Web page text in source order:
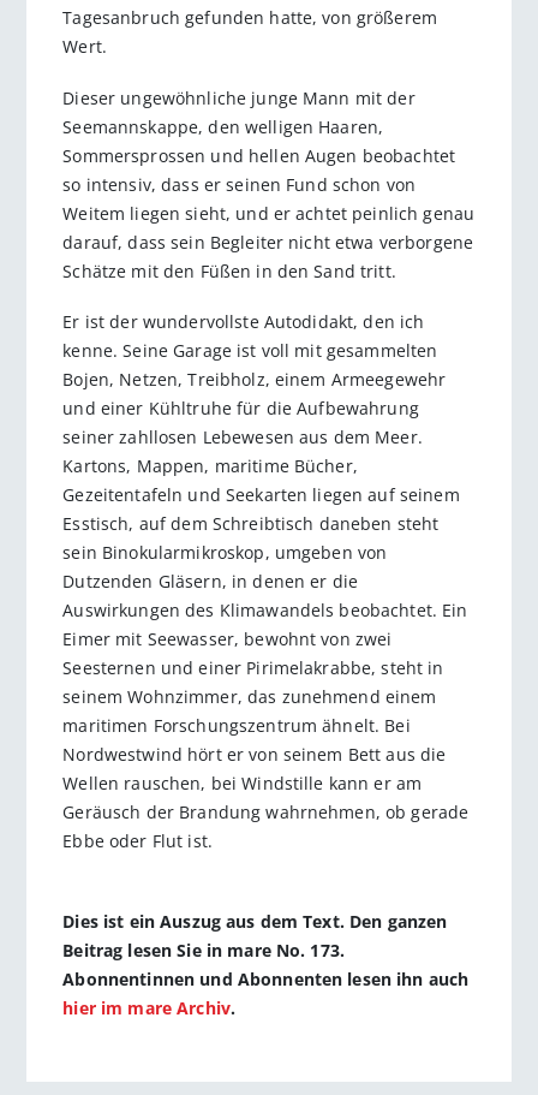
Tagesanbruch gefunden hatte, von größerem
Wert.
Dieser ungewöhnliche junge Mann mit der
Seemannskappe, den welligen Haaren,
Sommersprossen und hellen Augen beob­achtet
so intensiv, dass er seinen Fund schon von
Weitem liegen sieht, und er achtet peinlich genau
darauf, dass sein Begleiter nicht etwa verborgene
Schätze mit den Füßen in den Sand tritt.
Er ist der wundervollste Autodidakt, den ich
kenne. Seine Garage ist voll mit gesammelten
Bojen, Netzen, Treibholz, einem Armeegewehr
und einer Kühltruhe für die Aufbewahrung
seiner zahllosen Lebewesen aus dem Meer.
Kartons, Mappen, maritime Bücher,
Gezeitentafeln und Seekarten liegen auf seinem
Esstisch, auf dem Schreibtisch daneben steht
sein Binokularmikroskop, umgeben von
Dutzenden Gläsern, in denen er die
Auswirkungen des Klimawandels beobachtet. Ein
Eimer mit Seewasser, bewohnt von zwei
Seesternen und einer Pirimelakrabbe, steht in
seinem Wohnzimmer, das zunehmend einem
maritimen Forschungszentrum ähnelt. Bei
Nordwestwind hört er von seinem Bett aus die
Wellen rauschen, bei Windstille kann er am
Geräusch der Brandung wahrnehmen, ob gerade
Ebbe oder Flut ist.
Dies ist ein Auszug aus dem Text. Den ganzen
Beitrag lesen Sie in mare No. 173.
Abonnentinnen und Abonnenten lesen ihn auch
hier im mare Archiv.